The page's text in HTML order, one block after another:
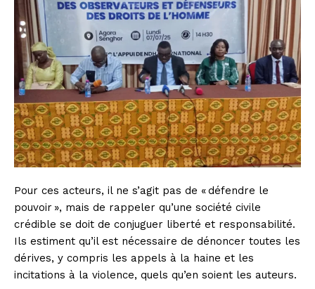
Pour ces acteurs, il ne s’agit pas de « défendre le
pouvoir », mais de rappeler qu’une société civile
crédible se doit de conjuguer liberté et responsabilité.
Ils estiment qu’il est nécessaire de dénoncer toutes les
dérives, y compris les appels à la haine et les
incitations à la violence, quels qu’en soient les auteurs.